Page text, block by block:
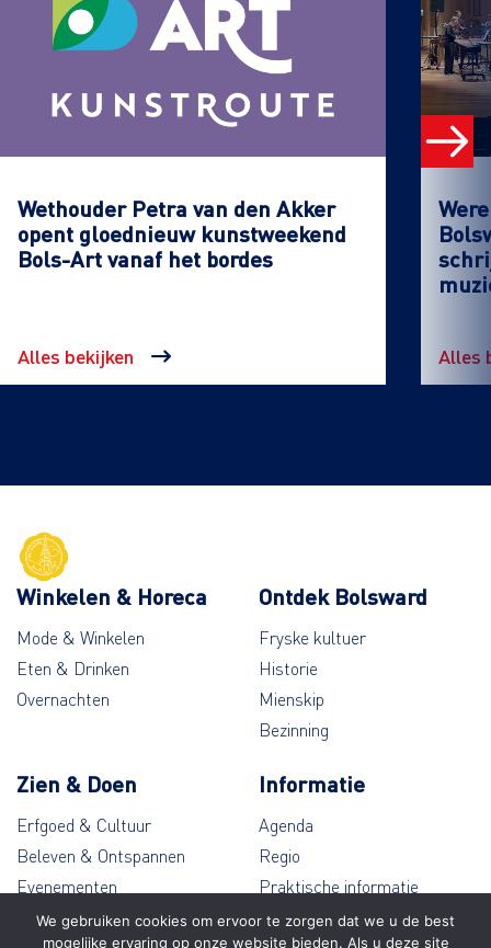
Wethouder Petra van den Akker
opent gloednieuw kunstweekend
Bols-Art vanaf het bordes
Alles bekijken Alles
Winkelen & Horeca
Mode & Winkelen
Eten & Drinken
Overnachten
Ontdek Bolsward
Fryske kultuer
Historie
Mienskip
Bezinning
Zien & Doen
Erfgoed & Cultuur
Beleven & Ontspannen
Evenementen
Wandelen & Fietsen
Informatie
Agenda
Regio
Praktische informatie
Contact
We gebruiken cookies om ervoor te zorgen dat we u de best
mogelijke ervaring op onze website bieden. Als u deze site